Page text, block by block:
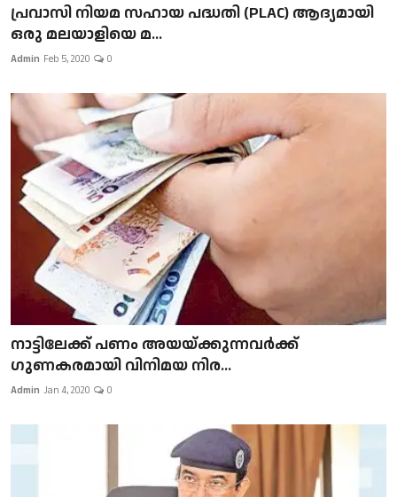
പ്രവാസി നിയമ സഹായ പദ്ധതി (PLAC) ആദ്യമായി
ഒരു മലയാളിയെ മ...
Admin Feb 5, 2020 0
നാട്ടിലേക്ക് പണം അയയ്ക്കുന്നവർക്ക്
ഗുണകരമായി വിനിമയ നിര...
Admin Jan 4, 2020 0